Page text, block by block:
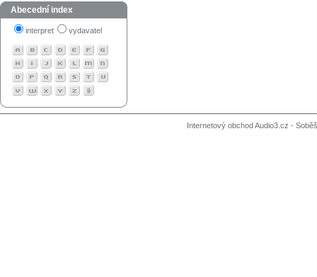
Abecední index
interpret vydavatel
Internetový obchod Audio3.cz -